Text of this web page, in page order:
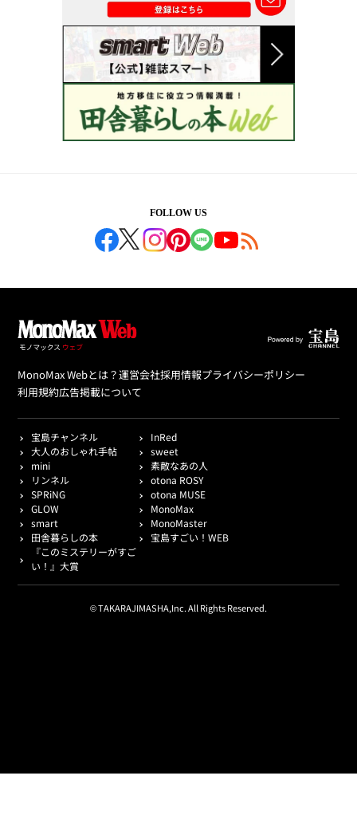
FOLLOW US
MonoMax Webとは？運営会社採用情報プライバシーポリシー
利用規約広告掲載について
宝島チャンネル
InRed
大人のおしゃれ手帖
sweet
mini
素敵なあの人
リンネル
otona ROSY
SPRiNG
otona MUSE
GLOW
MonoMax
smart
MonoMaster
田舎暮らしの本
宝島すごい！WEB
『このミステリーがすご
い！』大賞
© TAKARAJIMASHA,Inc. All Rights Reserved.